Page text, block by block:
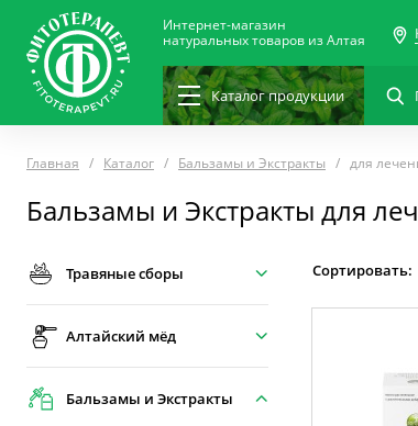
Интернет-магазин
натуральных товаров из Алтая
Каталогпродукции
Главная Каталог Бальзамы и Экстракты для
Бальзамы и Экстракты для
Травяные сборы
Алтайский мёд
Бальзамы и Экстракты
Сортировать: